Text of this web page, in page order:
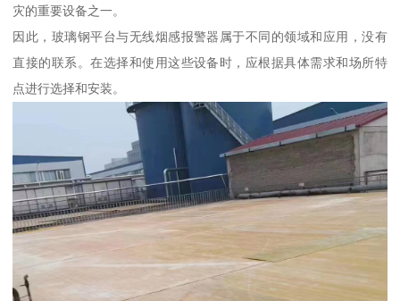
灾的重要设备之一。
因此，玻璃钢平台与无线烟感报警器属于不同的领域和应用，没有
直接的联系。在选择和使用这些设备时，应根据具体需求和场所特
点进行选择和安装。